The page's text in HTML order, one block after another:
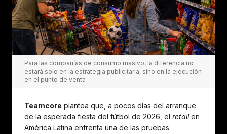
Para las compañías de consumo masivo, la diferencia no
estará solo en la estrategia publicitaria, sino en la ejecución
en el punto de venta
Teamcore plantea que, a pocos días del arranque
de la esperada fiesta del fútbol de 2026, el retailen
América Latina enfrenta una de las pruebas